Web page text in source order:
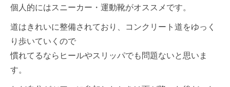
個人的にはスニーカー・運動靴がオススメです。
道はきれいに整備されており、コンクリート道をゆっく
り歩いていくので
慣れてるならヒールやスリッパでも問題ないと思いま
す。